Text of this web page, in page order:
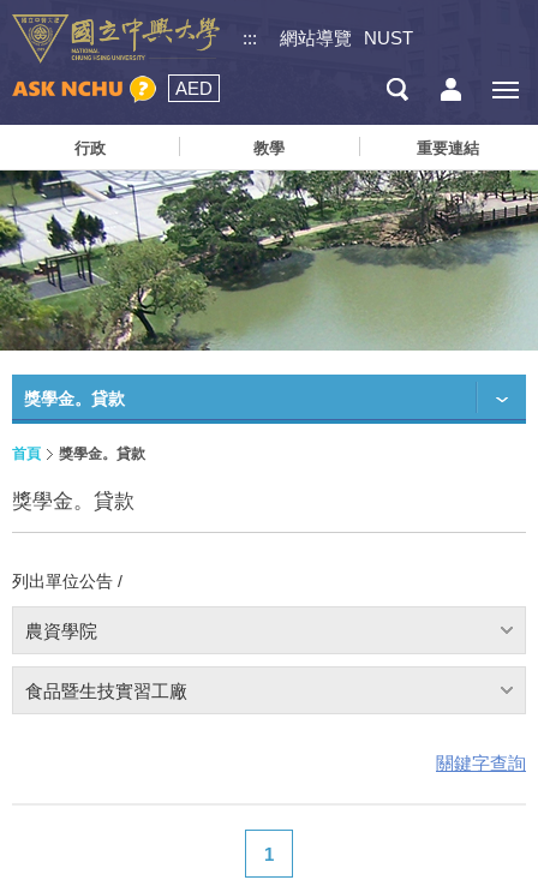
::: 網站導覽 NUST
AED
行政 教學 重要連結
獎學金。貸款
首頁 獎學金。貸款
獎學金。貸款
列出單位公告 /
農資學院
食品暨生技實習工廠
關鍵字查詢
1